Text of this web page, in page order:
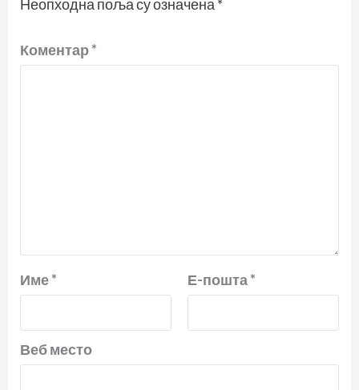
Неопходна поља су означена *
Коментар*
Име* Е-пошта*
Веб место